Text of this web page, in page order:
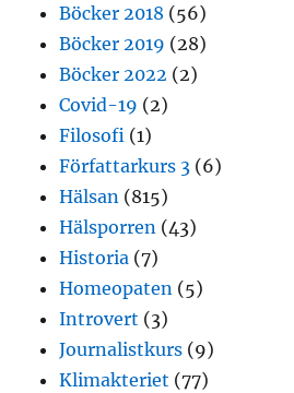
Böcker 2018 (56)
Böcker 2019 (28)
Böcker 2022 (2)
Covid-19 (2)
Filosofi (1)
Författarkurs 3 (6)
Hälsan (815)
Hälsporren (43)
Historia (7)
Homeopaten (5)
Introvert (3)
Journalistkurs (9)
Klimakteriet (77)